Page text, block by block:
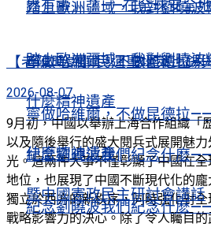
踏上歐洲疆域，我對劉曉
寧做哈維爾，不做昆德拉
什麼精神遺產
紀念劉曉波我們紀念什麽
暨中國憲政民主研討會講話
界有事」？——在全球安全
踏上歐洲疆域，我對劉曉
寧做哈維爾，不做昆德拉
什麼精神遺產
紀念劉曉波我們紀念什麽
【老陳時評】民運聖地萊比錫
2026-08-07
9月初，中國以舉辦上海合作組織「
以及隨後舉行的盛大閱兵式展開魅
光。這兩件大事不僅彰顯了中國在
地位，也展現了中國不斷現代化的
獨立於西方的新秩序，同時強化對
戰略影響力的決心。除了令人矚目